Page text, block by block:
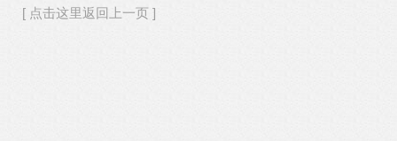
[ 点击这里返回上一页 ]